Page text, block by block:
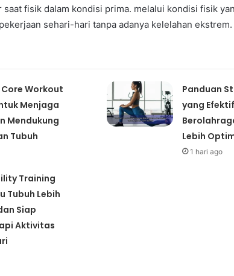
saat fisik dalam kondisi prima. melalui kondisi fisik
sehari-hari tanpa adanya kelelahan ekstrem.
Workout
Menjaga
Mendukung
Tubuh
Panduan
yang
Lebih
1 hari ago
Training
Tubuh Lebih
Siap
Aktivitas